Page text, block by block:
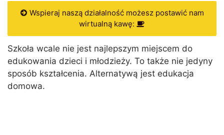
Wspieraj naszą działalność możesz postawić nam
wirtualną kawę:
Szkoła wcale nie jest najlepszym miejscem do
edukowania dzieci i młodzieży. To także nie jedyny
sposób kształcenia. Alternatywą jest edukacja
domowa.